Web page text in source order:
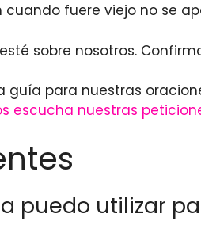
fuere viejo no se
esté sobre nosotros.
guía para nuestras
escucha nuestras
puedo utilizar